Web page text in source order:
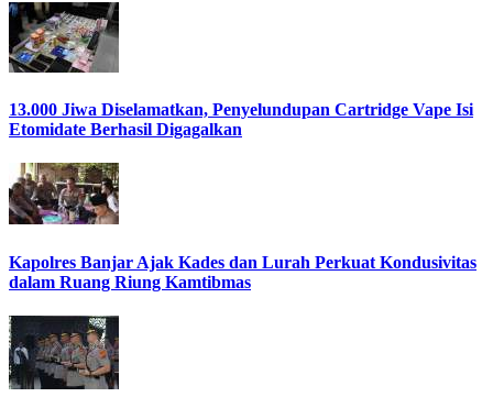
13.000 Jiwa Diselamatkan, Penyelundupan Cartridge Vape Isi
Etomidate Berhasil Digagalkan
Kapolres Banjar Ajak Kades dan Lurah Perkuat Kondusivitas
dalam Ruang Riung Kamtibmas